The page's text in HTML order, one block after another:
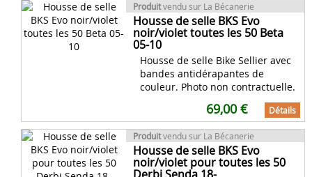
Produitvendu sur La Bécanerie
Housse de selle BKS Evo
noir/violet toutes les 50 Beta
05-10
Housse de selle Bike Sellier avec
bandes antidérapantes de
couleur. Photo non contractuelle.
69,00 € Détails
Produitvendu sur La Bécanerie
Housse de selle BKS Evo
noir/violet pour toutes les 50